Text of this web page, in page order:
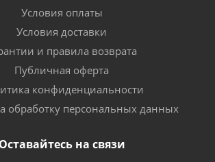
Условия оплаты
Условия доставки
и правила возврата
Публичная оферта
конфиденциальности
обработку персональных данных
Оставайтесь на связи